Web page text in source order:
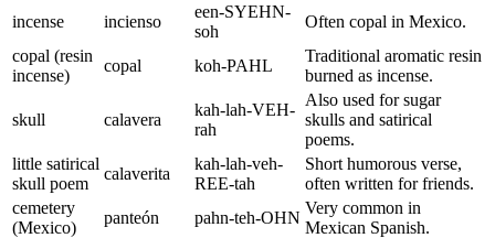
incense
incienso
een-SYEHN-
soh
Often copal in Mexico.
copal (resin
incense)
copal koh-PAHL
Traditional aromatic resin
burned as incense.
skull calavera
kah-lah-VEH-
rah
Also used for sugar
skulls and satirical
poems.
little satirical
skull poem
calaverita
kah-lah-veh-
REE-tah
Short humorous verse,
often written for friends.
cemetery
(Mexico)
panteón pahn-teh-OHN
Very common in
Mexican Spanish.